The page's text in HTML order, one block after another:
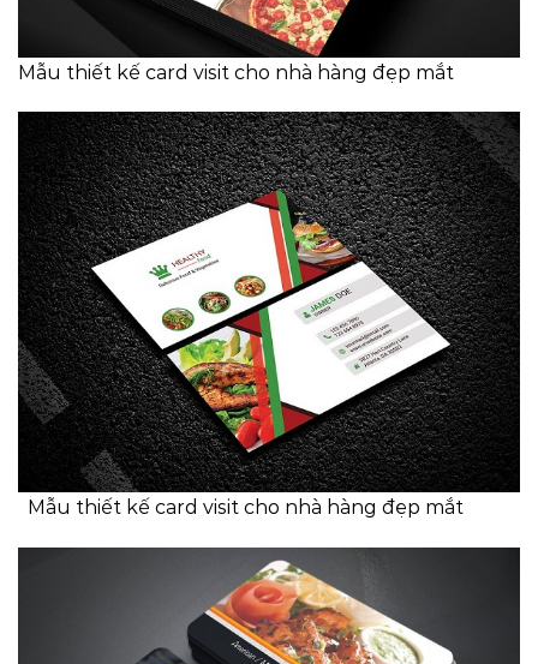
Mẫu thiết kế card visit cho nhà hàng đẹp mắt
Mẫu thiết kế card visit cho nhà hàng đẹp mắt